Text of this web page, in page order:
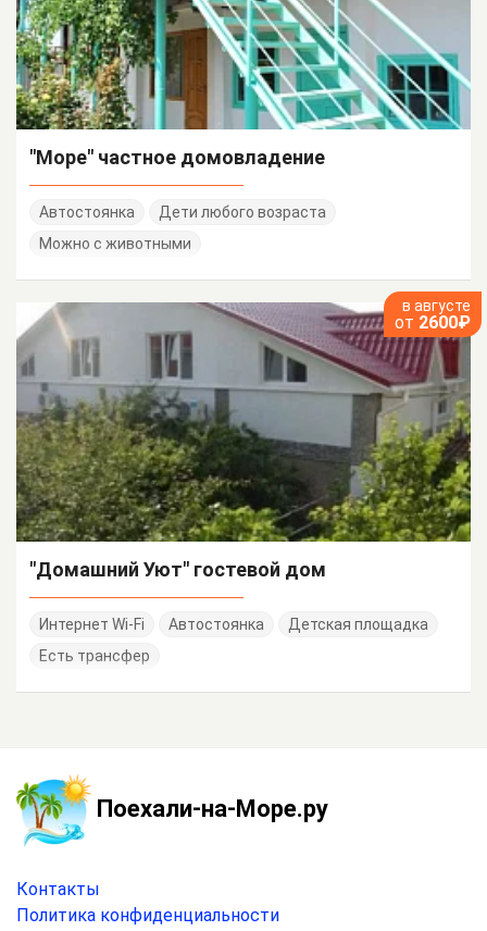
"Море" частное домовладение
Автостоянка
Дети любого возраста
Можно с животными
в августе
от 2600₽
"Домашний Уют" гостевой дом
Интернет Wi-Fi Автостоянка
Детская площадка
Есть трансфер
Поехали-на-Море.ру
Контакты
Политика конфиденциальности